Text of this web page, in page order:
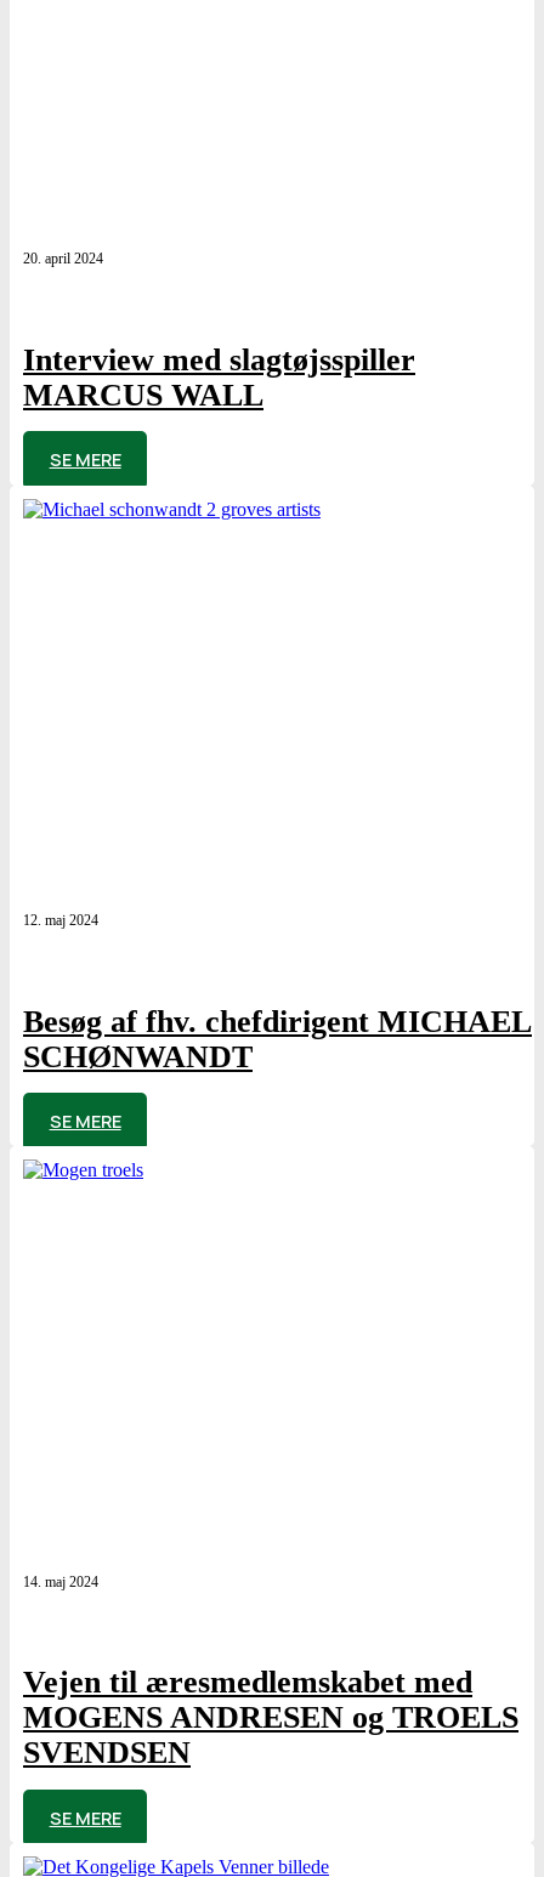
20. april 2024
Interview med slagtøjsspiller
MARCUS WALL
af
SE MERE
12. maj 2024
Besøg af fhv. chefdirigent MICHAEL
SCHØNWANDT
af
SE MERE
14. maj 2024
Vejen til æresmedlemskabet med
MOGENS ANDRESEN og TROELS
SVENDSEN
af
SE MERE